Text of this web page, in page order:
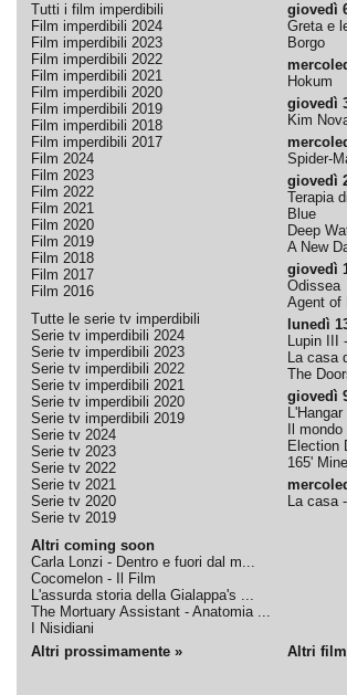
Tutti i film imperdibili
Film imperdibili 2024
Film imperdibili 2023
Film imperdibili 2022
Film imperdibili 2021
Film imperdibili 2020
Film imperdibili 2019
Film imperdibili 2018
Film imperdibili 2017
Film 2024
Film 2023
Film 2022
Film 2021
Film 2020
Film 2019
Film 2018
Film 2017
Film 2016
Tutte le serie tv imperdibili
Serie tv imperdibili 2024
Serie tv imperdibili 2023
Serie tv imperdibili 2022
Serie tv imperdibili 2021
Serie tv imperdibili 2020
Serie tv imperdibili 2019
Serie tv 2024
Serie tv 2023
Serie tv 2022
Serie tv 2021
Serie tv 2020
Serie tv 2019
Altri coming soon
Carla Lonzi - Dentro e fuori dal m...
Cocomelon - Il Film
L'assurda storia della Gialappa's ...
The Mortuary Assistant - Anatomia ...
I Nisidiani
giovedì
Greta e
Borgo
Hokum
giovedì
Kim
Spider-
giovedì
Terapia
Blue
Deep
A New
giovedì
Odissea
Agent of
lunedì
Lupin III
La casa
The
giovedì
Il
Election
165'
La casa
Altri prossimamente » Altri